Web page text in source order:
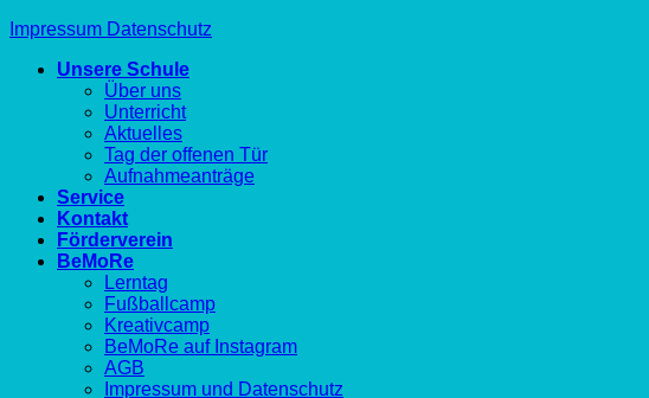
Impressum Datenschutz
Unsere Schule
Über uns
Unterricht
Aktuelles
Tag der offenen Tür
Aufnahmeanträge
Service
Kontakt
Förderverein
BeMoRe
Lerntag
Fußballcamp
Kreativcamp
BeMoRe auf Instagram
AGB
Impressum und Datenschutz